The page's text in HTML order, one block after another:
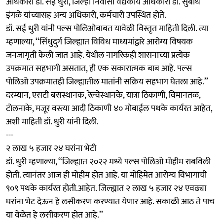
इंगळे यांच्यासह अन्य अधिकारी, कर्मचारी उपस्थित होते.
डॉ. सई धुरी यांनी पल्स पोलिओबाबत यावेळी विस्तृत माहिती दिली. त्या
म्हणाल्या, ‘‘सिंधुदुर्ग जिल्ह्यात विविध माध्यमांद्वारे आरोग्य विषयक
जनजागृती केली जात आहे. येथील नागरिकही शासनाच्या प्रत्येक
उपक्रमात सहभागी असतात, ही एक सकारात्मक बाब आहे. पल्स
पोलिओ उपक्रमातही जिल्ह्यातील मातांनी सक्रिय सहभाग घेतला आहे.’’
दरम्यान, एसटी बसस्थानक, रेल्वेस्थानके, यात्रा ठिकाणी, विमानतळ,
टोलनाके, मजूर वस्त्या आदी ठिकाणी ४० मोबाईल पथके कार्यरत आहेत,
अशी माहिती डॉ. धुरी यांनी दिली.
---
२ लाख ५ हजार २४ घरांना भेटी
डॉ. धुरी म्हणाल्या, ‘‘जिल्ह्यात २०२२ मध्ये पल्स पोलिओ मोहीम राबविली
होती. त्यानंतर आज ही मोहीम होत आहे. या मोहिमेत आरोग्य विभागाची
९०९ पथके कार्यरत होती.आहेत. जिल्ह्यात २ लाख ५ हजार २४ एवढ्या
घरांना भेट देऊन हे लसीकरण करण्यात येणार आहे. सकाळी आठ ते पाच
या वेळेत हे लसीकरण होत आहे.’’